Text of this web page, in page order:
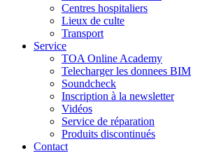
Centres hospitaliers
Lieux de culte
Transport
Service
TOA Online Academy
Telecharger les donnees BIM
Soundcheck
Inscription à la newsletter
Vidéos
Service de réparation
Produits discontinués
Contact